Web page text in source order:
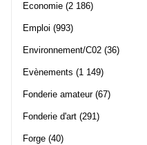
Economie (2 186)
Emploi (993)
Environnement/C02 (36)
Evènements (1 149)
Fonderie amateur(67)
Fonderie d'art (291)
Forge (40)